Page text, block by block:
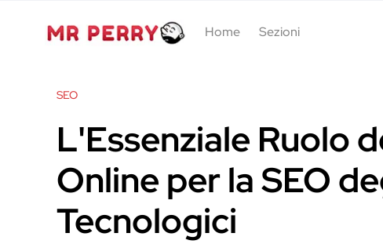
Home Sezioni
SEO
L'Essenziale Ruolo
Online per la SEO
Tecnologici